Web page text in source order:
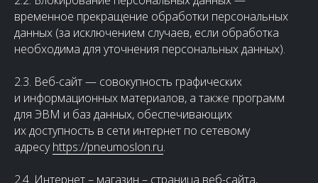
временное прекращение обработки персональных
данных (за исключением случаев, если обработка
необходима для уточнения персональных данных).
2.3. Веб-сайт — совокупность графических
и информационных материалов, а также программ
для ЭВМ и баз данных, обеспечивающих
их доступность в сети интернет по сетевому
адресуhttps://pneumoslon.ru.
2.4. Интернет – магазин – страница веб-сайта,